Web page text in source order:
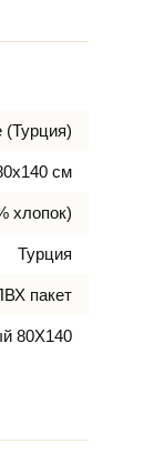
(Турция)
см
хлопок)
Турция
пакет
80X140